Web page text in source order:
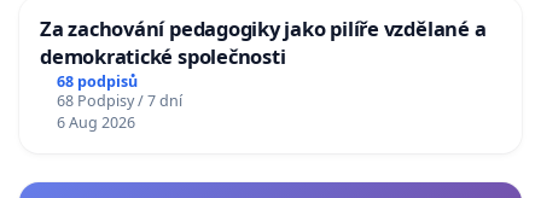
Za zachování pedagogiky jako pilíře vzdělané a
demokratické společnosti
68 podpisů
68 Podpisy / 7 dní
6 Aug 2026